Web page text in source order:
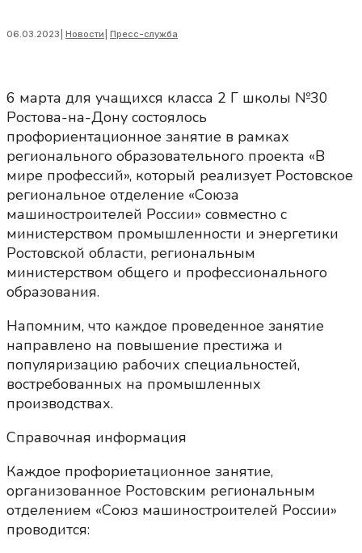
06.03.2023 Новости Пресс-служба
6 марта для учащихся класса 2 Г школы №30
Ростова-на-Дону состоялось
профориентационное занятие в рамках
регионального образовательного проекта «В
мире профессий», который реализует Ростовское
региональное отделение «Союза
машиностроителей России» совместно с
министерством промышленности и энергетики
Ростовской области, региональным
министерством общего и профессионального
образования.
Напомним, что каждое проведенное занятие
направлено на повышение престижа и
популяризацию рабочих специальностей,
востребованных на промышленных
производствах.
Справочная информация
Каждое профориетационное занятие,
организованное Ростовским региональным
отделением «Союз машиностроителей России»
проводится: